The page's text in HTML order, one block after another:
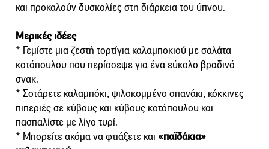
και προκαλούν δυσκολίες στη διάρκεια του ύπνου.
Μερικές ιδέες
* Γεμίστε μια ζεστή τορτίγια καλαμποκιού με σαλάτα
κοτόπουλου που περίσσεψε για ένα εύκολο βραδινό
σνακ.
* Σοτάρετε καλαμπόκι, ψιλοκομμένο σπανάκι, κόκκινες
πιπεριές σε κύβους και κύβους κοτόπουλου και
πασπαλίστε με λίγο τυρί.
* Μπορείτε ακόμα να φτιάξετε και «παϊδάκια»